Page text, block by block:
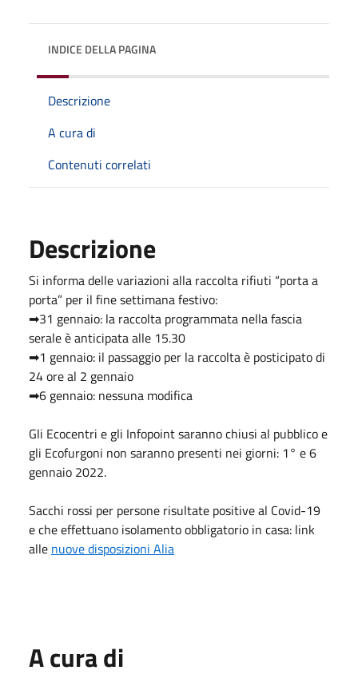
INDICE DELLA PAGINA
Descrizione
A cura di
Contenuti correlati
Descrizione
Si informa delle variazioni alla raccolta rifiuti “porta a
porta” per il fine settimana festivo:
➡31 gennaio: la raccolta programmata nella fascia
serale è anticipata alle 15.30
➡1 gennaio: il passaggio per la raccolta è posticipato di
24 ore al 2 gennaio
➡6 gennaio: nessuna modifica
Gli Ecocentri e gli Infopoint saranno chiusi al pubblico e
gli Ecofurgoni non saranno presenti nei giorni: 1° e 6
gennaio 2022.
Sacchi rossi per persone risultate positive al Covid-19
e che effettuano isolamento obbligatorio in casa: link
alle nuove disposizioni Alia
A cura di